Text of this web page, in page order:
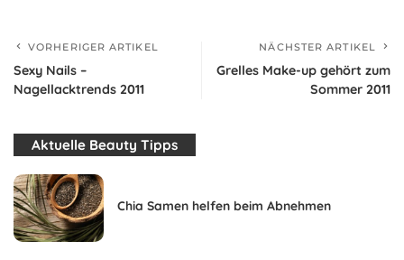
VORHERIGER ARTIKEL
Sexy Nails –
Nagellacktrends 2011
NÄCHSTER ARTIKEL
Grelles Make-up gehört zum
Sommer 2011
Aktuelle Beauty Tipps
Chia Samen helfen beim Abnehmen